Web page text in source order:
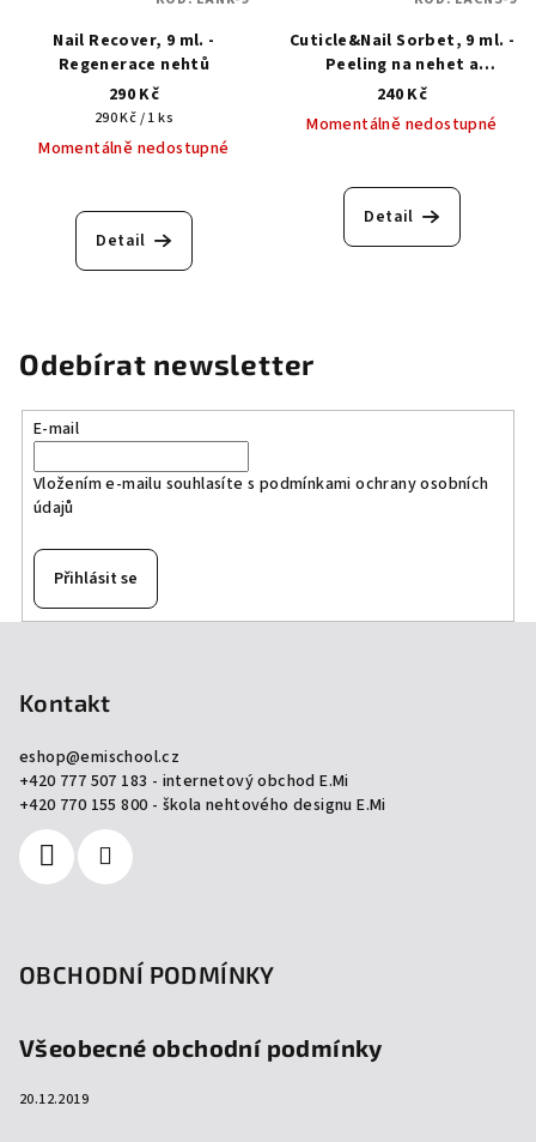
Nail Recover, 9 ml. -
Regenerace nehtů
290 Kč
Měrná
cena:
290 Kč / 1 ks
Momentálně nedostupné
Detail
Cuticle&Nail Sorbet, 9 ml. -
Peeling na nehet a
nehtovou kůžičku
240 Kč
Momentálně nedostupné
Detail
Odebírat newsletter
E-mail
Vložením e-mailu souhlasíte s podmínkami ochrany osobních
údajů
Přihlásit se
Kontakt
eshop@emischool.cz
+420 777 507 183 - internetový obchod E.Mi
+420 770 155 800 - škola nehtového designu E.Mi
OBCHODNÍ PODMÍNKY
Všeobecné obchodní podmínky
20.12.2019